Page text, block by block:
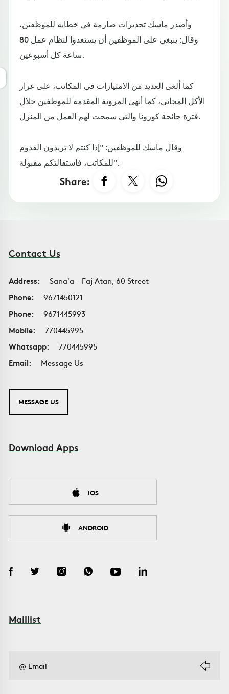
وأصدر ماسك تحذيرات صارمة في خطابه للموظفين،
وقال: ينبغي على الموظفين أن يستعدوا لنظام عمل 80
ساعة كل أسبوعين.
كما ألغى العديد من الامتيازات في المكاتب، على غرار
الأكل المجاني، كما أنهى المرونة المقدمة للموظفين خلال
فترة جائحة كورونا والتي سمحت لهم العمل من المنزل.
وقال ماسك للموظفين: "إذا كنتم لا تريدون القدوم
للمكاتب، فاستقالتكم مقبولة".
Share:
Contact Us
Address:
Sana'a - Faj Atan, 60 Street
Phone:
9671450121
Phone:
9671445993
Mobile:
770445995
Whatsapp:
770445995
Email:
Message Us
MESSAGE US
Download Apps
IOS
ANDROID
Maillist